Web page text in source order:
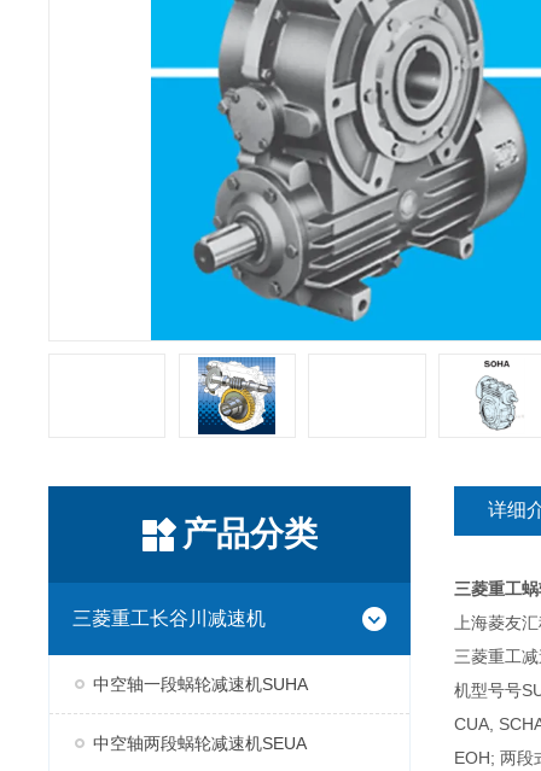
产品分类
三菱重工长谷川减速机
中空轴一段蜗轮减速机SUHA
中空轴两段蜗轮减速机SEUA
详细
三菱重工
上海菱友
三菱重工
机型号号
CUA,
EOH; 两段